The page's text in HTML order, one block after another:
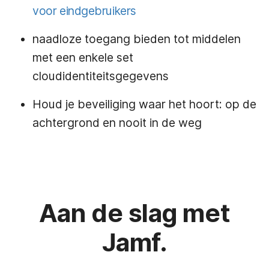
voor eindgebruikers
naadloze toegang bieden tot middelen
met een enkele set
cloudidentiteitsgegevens
Houd je beveiliging waar het hoort: op de
achtergrond en nooit in de weg
Aan de slag met
Jamf.